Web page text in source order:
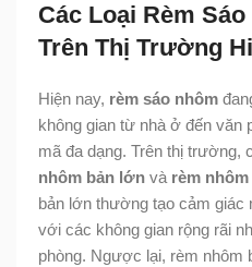
Các Loại Rèm
Trên Thị Trường
Hiện nay, rèm sáo nhôm
không gian từ nhà ở đến văn
mã đa dạng. Trên thị trường,
nhôm bản lớn và rèm
bản lớn thường tạo cảm giác
với các không gian rộng rãi
phòng. Ngược lại, rèm nhôm